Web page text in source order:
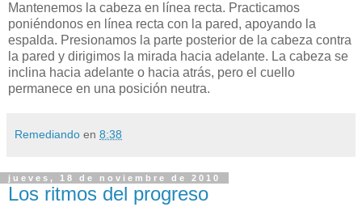
Mantenemos la cabeza en línea recta. Practicamos
poniéndonos en línea recta con la pared, apoyando la
espalda. Presionamos la parte posterior de la cabeza contra
la pared y dirigimos la mirada hacia adelante. La cabeza se
inclina hacia adelante o hacia atrás, pero el cuello
permanece en una posición neutra.
Remediando en 8:38
jueves, 18 de noviembre de 2010
Los ritmos del progreso